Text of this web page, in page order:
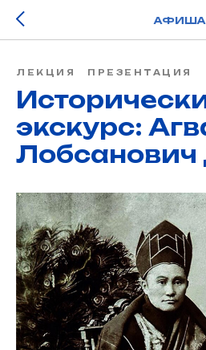
АФИША
ЛЕКЦИЯ ПРЕЗЕНТАЦИЯ
экскурс: